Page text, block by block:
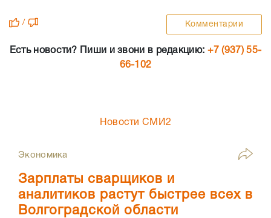
/ Комментарии
Есть новости? Пиши и звони в редакцию: +7 (937) 55-
66-102
Новости СМИ2
Экономика
Зарплаты сварщиков и
аналитиков растут быстрее всех в
Волгоградской области